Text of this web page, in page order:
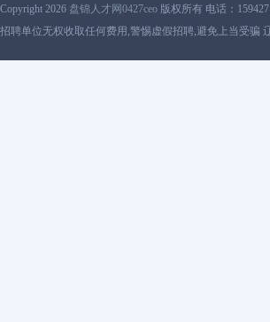
Copyright 2026 盘锦人才网0427ceo 版权所有 电话：
招聘单位无权收取任何费用,警惕虚假招聘,避免上当受骗